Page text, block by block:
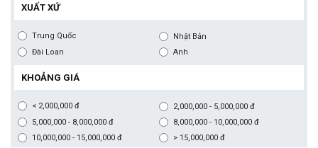
XUẤT XỨ
Trung Quốc
Nhật Bản
Đài Loan
Anh
KHOẢNG GIÁ
< 2,000,000 đ
2,000,000 - 5,000,000 đ
5,000,000 - 8,000,000 đ
8,000,000 - 10,000,000 đ
10,000,000 - 15,000,000 đ
> 15,000,000 đ